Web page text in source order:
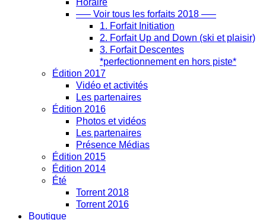
Horaire
—– Voir tous les forfaits 2018 —–
1. Forfait Initiation
2. Forfait Up and Down (ski et plaisir)
3. Forfait Descentes
*perfectionnement en hors piste*
Édition 2017
Vidéo et activités
Les partenaires
Édition 2016
Photos et vidéos
Les partenaires
Présence Médias
Édition 2015
Édition 2014
Été
Torrent 2018
Torrent 2016
Boutique